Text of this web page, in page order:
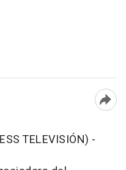
TELEVISIÓN) -